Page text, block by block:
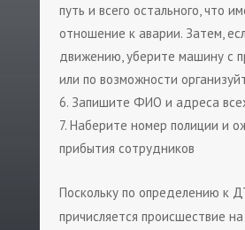
путь и всего остального, что
отношение к аварии. Затем,
движению, уберите машину с
или по возможности
Запишите ФИО и адреса
Наберите номер полиции и
прибытия сотрудников
Поскольку по определению к
причисляется происшествие на